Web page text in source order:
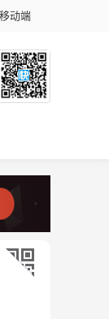
移动端